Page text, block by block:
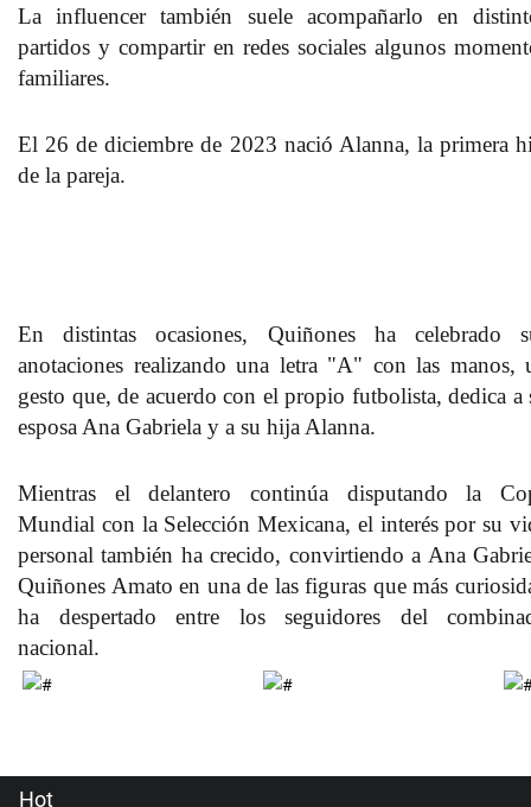
La influencertambién suele acompañarlo en
partidos y compartir en redes sociales algunos
familiares.
El 26 de diciembre de 2023 nació Alanna, la primera
de la pareja.
En distintas ocasiones, Quiñones ha celebrado
anotaciones realizando una letra "A" con las manos,
gesto que, de acuerdo con el propio futbolista, dedica a
esposa Ana Gabriela y a su hija Alanna.
Mientras el delantero continúa disputando la
Mundial con la Selección Mexicana, el interés por su
personal también ha crecido, convirtiendo a Ana
Quiñones Amato en una de las figuras que más
ha despertado entre los seguidores del
nacional.
Hot